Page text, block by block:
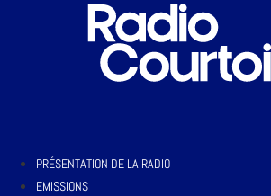
PRÉSENTATION DE LA RADIO
EMISSIONS